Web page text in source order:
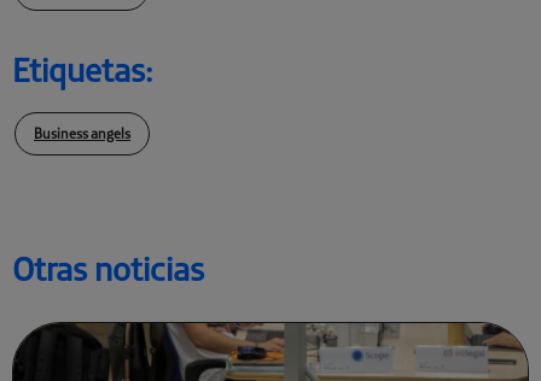
Otras noticias
Etiquetas:
Business angels